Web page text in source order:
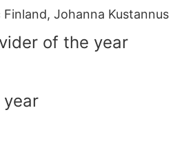
Finland, Johanna Kustannus
of the year
year